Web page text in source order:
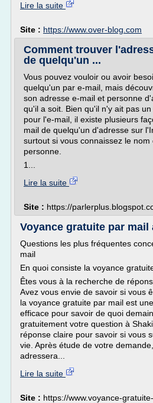
Lire la suite
Site : https://www.over-blog.com
Comment trouver
de quelqu'un ...
Vous pouvez vouloir ou avoir
quelqu'un par e-mail, mais
son adresse e-mail et personne
qu'il a soit. Bien qu'il n'y ait pas
pour l'e-mail, il existe plusieurs
mail de quelqu'un d'adresse sur
surtout si vous connaissez le nom
personne.
1...
Lire la suite
Site : https://
Voyance gratuite par mail
Questions les plus fréquentes
mail
En quoi consiste la voyance
Êtes vous à la recherche de
Avez vous envie de savoir si vous
la voyance gratuite par mail est
efficace pour savoir de quoi
gratuitement votre question à
réponse claire pour savoir si vous
vie. Après étude de votre
adressera...
Lire la suite
Site : https://www.voyance-